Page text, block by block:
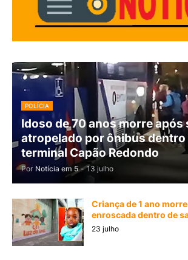
POLÍCIA
Idoso de 70 anos morre após
atropelado por ônibus dentro
terminal Capão Redondo
Por Notícia em 5 - 13 julho
Criança de 1 ano
enroscada dentro de
23 julho